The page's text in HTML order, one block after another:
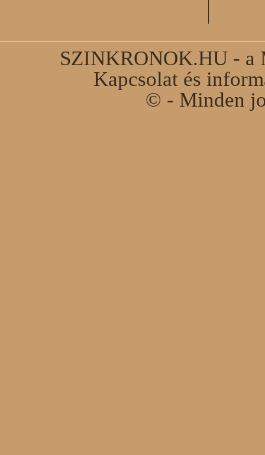
SZINKRONOK.HU - a
Kapcsolat és
© - Minden